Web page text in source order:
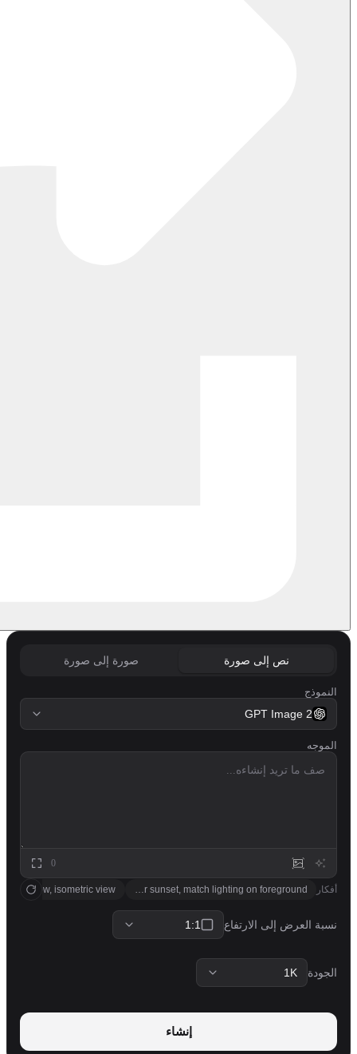
نص إلى صورة صورة إلى صورة
النموذج
GPT Image 2
الموجه
0
أفكار cloudy sky with golden hour sunset, match lighting on foreground
glow, isometric view
نسبة العرض إلى الارتفاع 1:1
الجودة 1K
إنشاء